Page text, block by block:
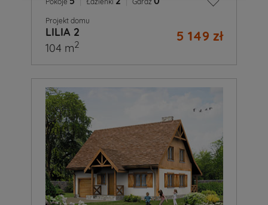
Projekt domu
LILIA 2 5 149 zł
104 m2